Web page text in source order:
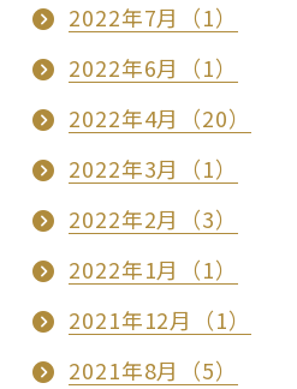
2022年7月（1）
2022年6月（1）
2022年4月（20）
2022年3月（1）
2022年2月（3）
2022年1月（1）
2021年12月（1）
2021年8月（5）